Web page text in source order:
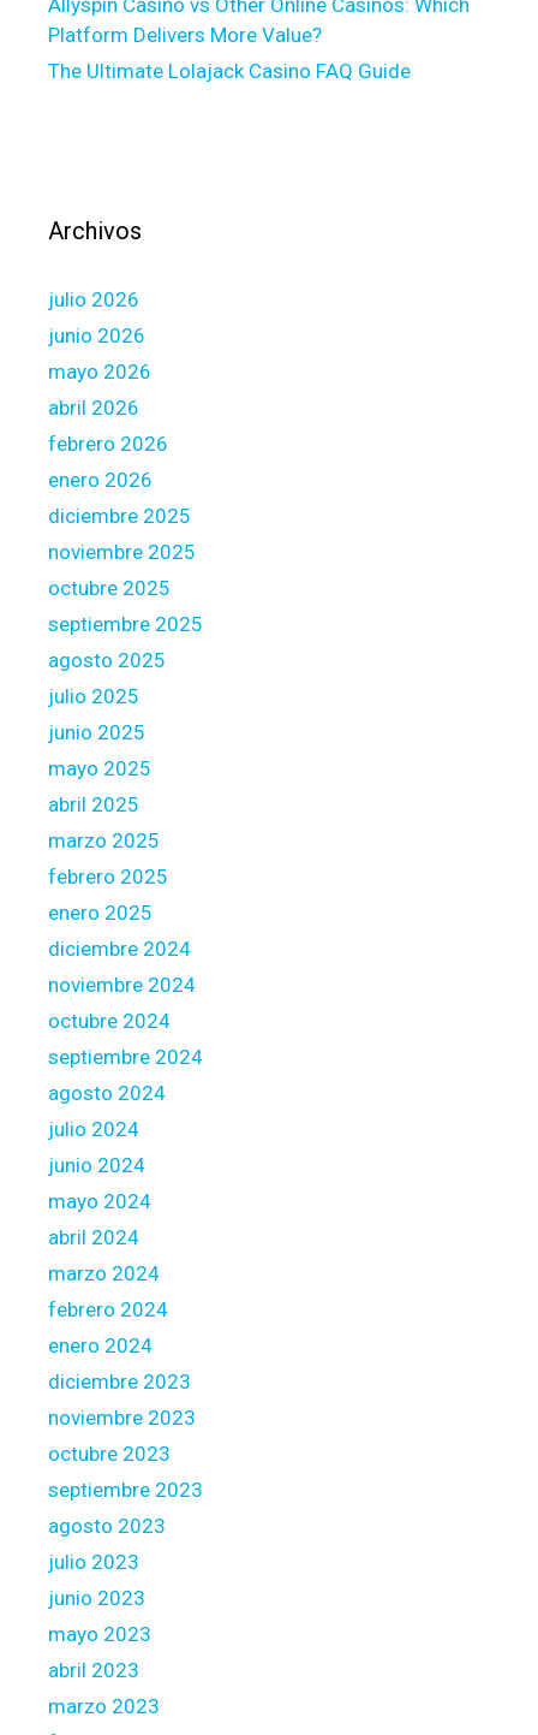
c
i
n
t
t
i
o
s
a
f
c
t
m
o
t
o
f
t
e
s
t
e
,
t
h
t
h
a
v
c
o
n
t
i
o
n
l
i
s
t
d
Allyspin Casino vs Other Online Casinos: Which
Platform Delivers More Value?
The Ultimate Lolajack Casino FAQ Guide
Archivos
julio 2026
junio 2026
mayo 2026
abril 2026
febrero 2026
enero 2026
diciembre 2025
noviembre 2025
octubre 2025
septiembre 2025
agosto 2025
julio 2025
junio 2025
mayo 2025
abril 2025
marzo 2025
febrero 2025
enero 2025
diciembre 2024
noviembre 2024
octubre 2024
septiembre 2024
agosto 2024
julio 2024
junio 2024
mayo 2024
abril 2024
marzo 2024
febrero 2024
enero 2024
diciembre 2023
noviembre 2023
octubre 2023
septiembre 2023
agosto 2023
julio 2023
junio 2023
mayo 2023
abril 2023
marzo 2023